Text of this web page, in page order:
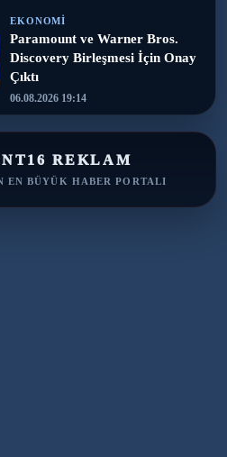
EKONOMI
Paramount ve Warner Bros.
Discovery Birleşmesi İçin Onay
Çıktı
06.08.2026 19:14
REKLAM
EN BÜYÜK HABER PORTALI